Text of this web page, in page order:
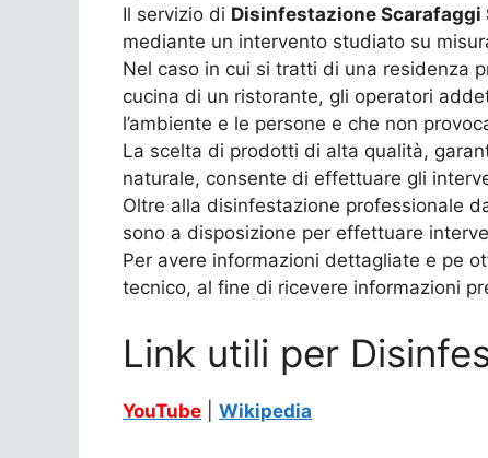
Il servizio di Disinfestazione Scarafaggi
mediante un intervento studiato su
Nel caso in cui si tratti di una residenza
cucina di un ristorante, gli operatori
l’ambiente e le persone e che non
La scelta di prodotti di alta qualità,
naturale, consente di effettuare gli
Oltre alla disinfestazione professionale
sono a disposizione per effettuare
Per avere informazioni dettagliate e pe
tecnico, al fine di ricevere informazioni
Link utili per
YouTube Wikipedia